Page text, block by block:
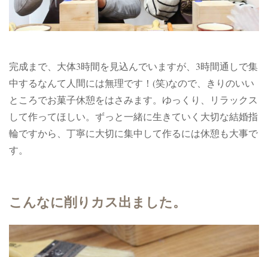
完成まで、大体3時間を見込んでいますが、3時間通しで集
中するなんて人間には無理です！(笑)なので、きりのいい
ところでお菓子休憩をはさみます。ゆっくり、リラックス
して作ってほしい。ずっと一緒に生きていく大切な結婚指
輪ですから、丁寧に大切に集中して作るには休憩も大事で
す。
こんなに削りカス出ました。